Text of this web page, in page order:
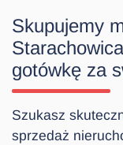
Skupujemy
gotówkę za
Szukasz
sprzedaż